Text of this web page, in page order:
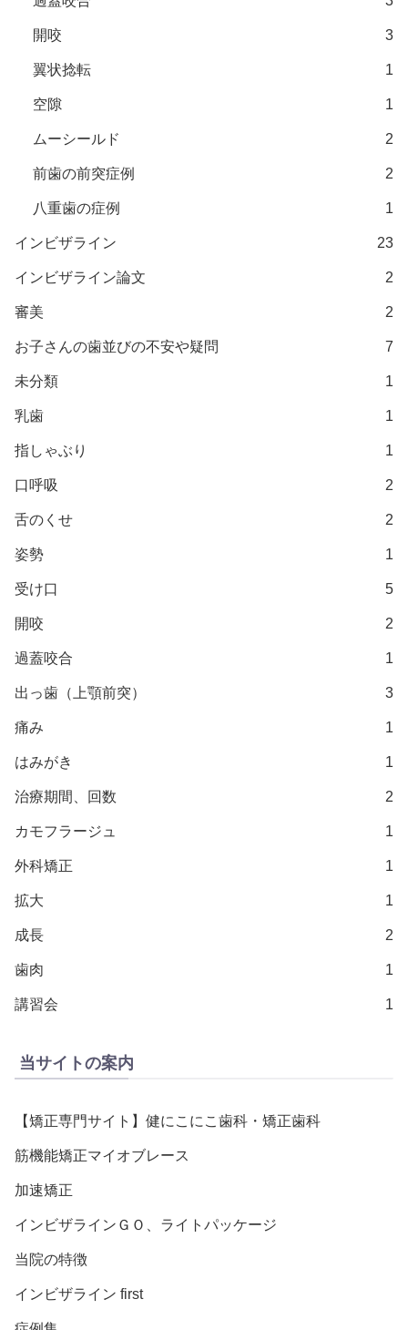
開咬 3
翼状捻転 1
空隙 1
ムーシールド 2
前歯の前突症例 2
八重歯の症例 1
インビザライン 23
インビザライン論文 2
審美 2
お子さんの歯並びの不安や疑問 7
未分類 1
乳歯 1
指しゃぶり 1
口呼吸 2
舌のくせ 2
姿勢 1
受け口 5
開咬 2
過蓋咬合 1
出っ歯（上顎前突） 3
痛み 1
はみがき 1
治療期間、回数 2
カモフラージュ 1
外科矯正 1
拡大 1
成長 2
歯肉 1
講習会 1
当サイトの案内
【矯正専門サイト】健にこにこ歯科・矯正歯科
筋機能矯正マイオブレース
加速矯正
インビザラインＧＯ、ライトパッケージ
当院の特徴
インビザライン first